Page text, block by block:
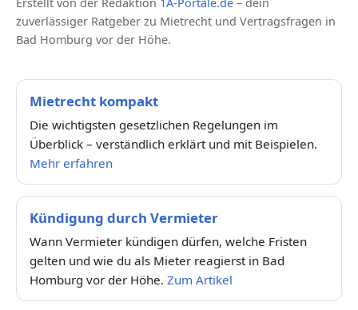
zuverlässiger Ratgeber zu Mietrecht und Vertragsfragen in
Bad Homburg vor der Höhe.
Mietrecht kompakt
Die wichtigsten gesetzlichen Regelungen im
Überblick – verständlich erklärt und mit Beispielen.
Mehr erfahren
Kündigung durch Vermieter
Wann Vermieter kündigen dürfen, welche Fristen
gelten und wie du als Mieter reagierst in Bad
Homburg vor der Höhe. Zum Artikel